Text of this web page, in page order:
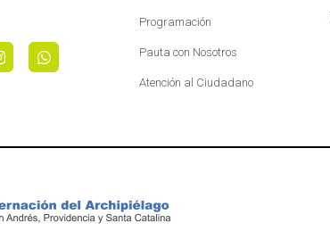
Programación
Pauta con Nosotros
Atención al Ciudadano